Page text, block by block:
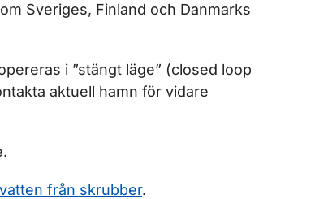
Sveriges, Finland och Danmarks
i ”stängt läge” (closed loop
aktuell hamn för vidare
från skrubber.